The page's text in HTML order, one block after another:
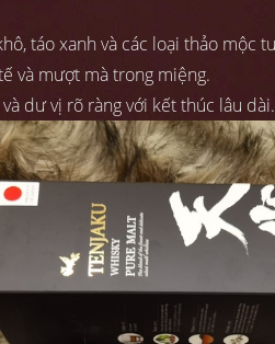
táo xanh và các loại thảo mộc
và mượt mà trong miệng.
dư vị rõ ràng với kết thúc lâu dài.